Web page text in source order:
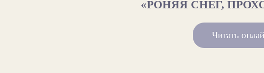
«РОНЯЯ СНЕГ,
Читать